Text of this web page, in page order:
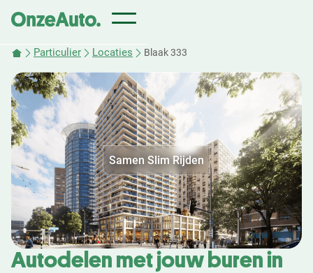
Particulier Locaties Blaak 333
Samen Slim Rijden
Autodelen met jouw buren in